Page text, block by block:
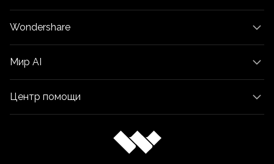
Wondershare
Мир AI
Центр помощи